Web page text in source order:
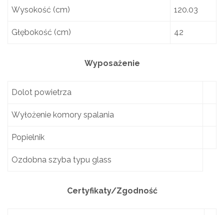
Wysokość (cm) 120.03
Głębokość (cm) 42
Wyposażenie
Dolot powietrza
Wyłożenie komory spalania
Popielnik
Ozdobna szyba typu glass
Certyfikaty/Zgodność